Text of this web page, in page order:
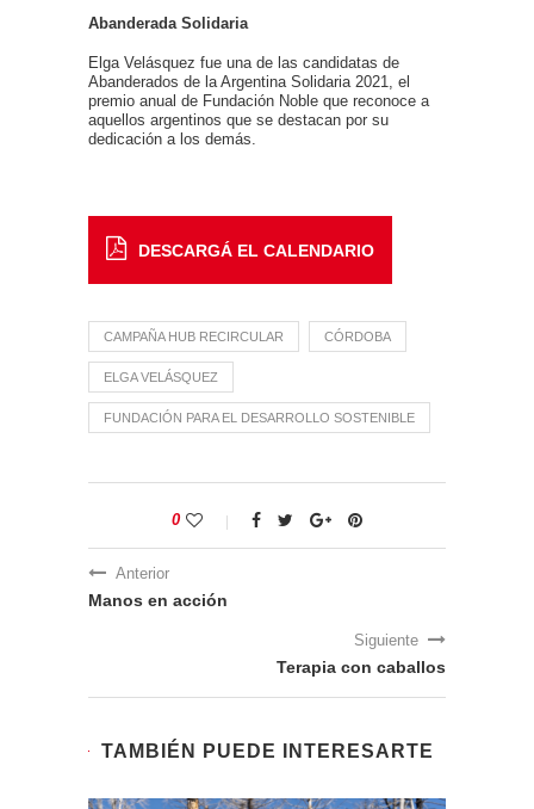
Abanderada Solidaria
Elga Velásquez fue una de las candidatas de
Abanderados de la Argentina Solidaria 2021, el
premio anual de Fundación Noble que reconoce a
aquellos argentinos que se destacan por su
dedicación a los demás.
DESCARGÁ EL CALENDARIO
CAMPAÑA HUB RECIRCULAR CÓRDOBA
ELGA VELÁSQUEZ
FUNDACIÓN PARA EL DESARROLLO SOSTENIBLE
0
Anterior
Manos en acción
Siguiente
Terapia con caballos
TAMBIÉN PUEDE INTERESARTE